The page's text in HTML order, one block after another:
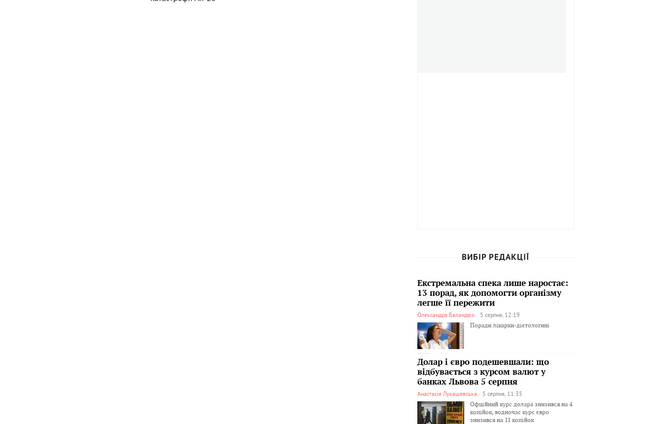
ВИБІР РЕДАКЦІЇ
Екстремальна спека лише наростає:
13 порад, як допомогти організму
легше її пережити
Олександра Баландюх
5 серпня, 12:19
Поради лікарки-дієтологині
Долар і євро подешевшали: що
відбувається з курсом валют у
банках Львова 5 серпня
Анастасія Лукашевська
5 серпня, 11:35
Офційний курс долара знизився на 4
копійок, водночас курс євро
знизився на 11 копійок